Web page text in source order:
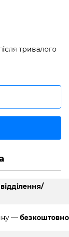
тривалого
— безкоштовно